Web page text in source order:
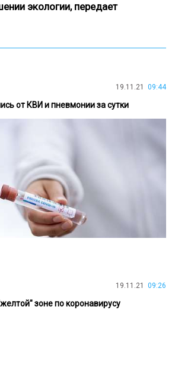
экологии, передает
19.11.21 09:44
от КВИ и пневмонии за сутки
19.11.21 09:26
зоне по коронавирусу